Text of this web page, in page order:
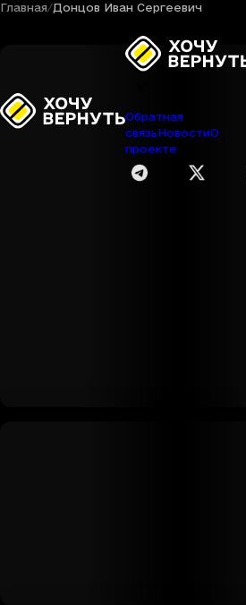
Обратная
связьНовостиО
проекте
Главная Донцов Иван Сергеевич